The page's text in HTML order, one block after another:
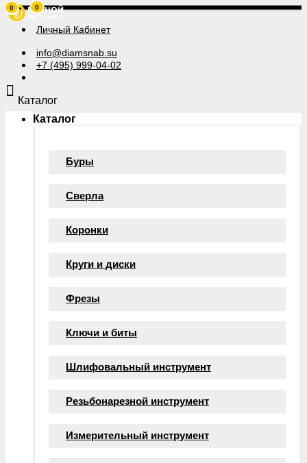
Личный Кабинет
info@diamsnab.su
+7 (495) 999-04-02
0
Каталог
Каталог
Буры
Сверла
Коронки
Круги и диски
Фрезы
Ключи и биты
Шлифовальный инструмент
Резьбонарезной инструмент
Измерительный инструмент
0